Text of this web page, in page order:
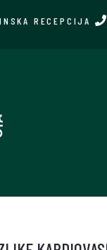
RECEPCIJA